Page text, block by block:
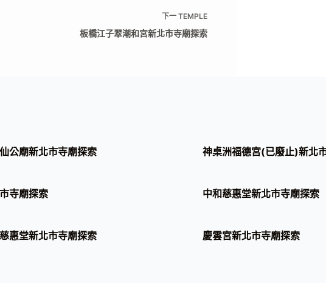
下一 TEMPLE
板橋江子翠潮和宮新北市寺廟探索
公廟新北市寺廟探索 神桌洲福德宮(已廢止)新北
寺廟探索 中和慈惠堂新北市寺廟探索
惠堂新北市寺廟探索 慶雲宮新北市寺廟探索